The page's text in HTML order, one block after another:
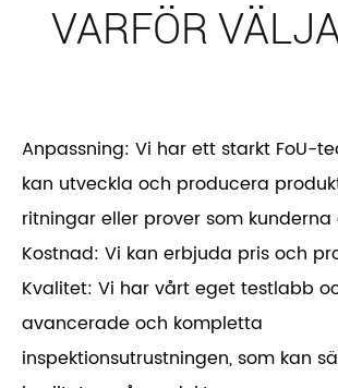
VARFÖR
Anpassning: Vi har ett starkt FoU-
kan utveckla och producera
ritningar eller prover som kunderna
Kostnad: Vi kan erbjuda pris och
Kvalitet: Vi har vårt eget testlabb
avancerade och kompletta
inspektionsutrustningen, som kan